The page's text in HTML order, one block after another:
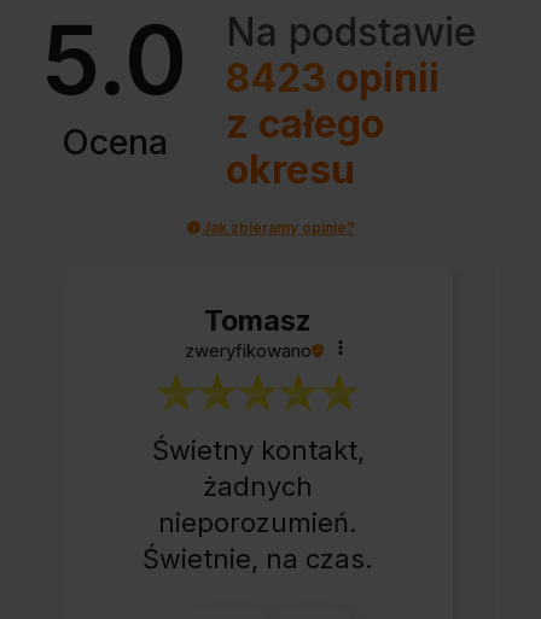
5.0
Ocena
Na podstawie
8423 opinii
z całego
okresu
Jak zbieramy opinie?
Tomasz
zweryfikowano
Świetny kontakt,
żadnych
nieporozumień.
Świetnie, na czas.